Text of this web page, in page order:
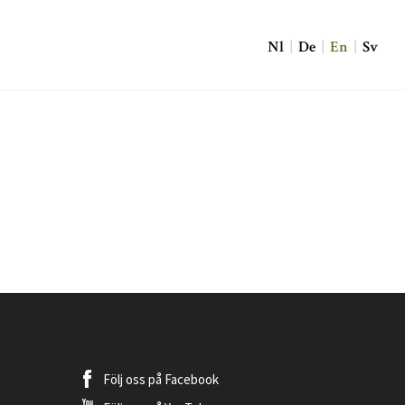
Nl De En Sv
Följ oss på Facebook